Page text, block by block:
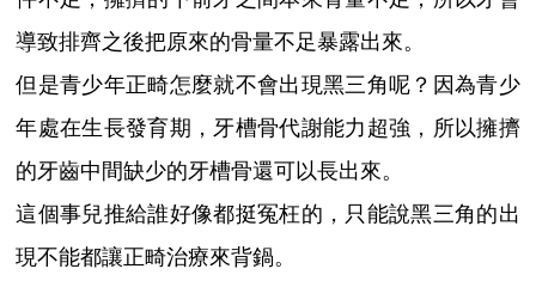
導致排齊之後把原來的骨量不足暴露出來。
但是青少年正畸怎麼就不會出現黑三角呢？因為青少
年處在生長發育期，牙槽骨代謝能力超強，所以擁擠
的牙齒中間缺少的牙槽骨還可以長出來。
這個事兒推給誰好像都挺冤枉的，只能說黑三角的出
現不能都讓正畸治療來背鍋。